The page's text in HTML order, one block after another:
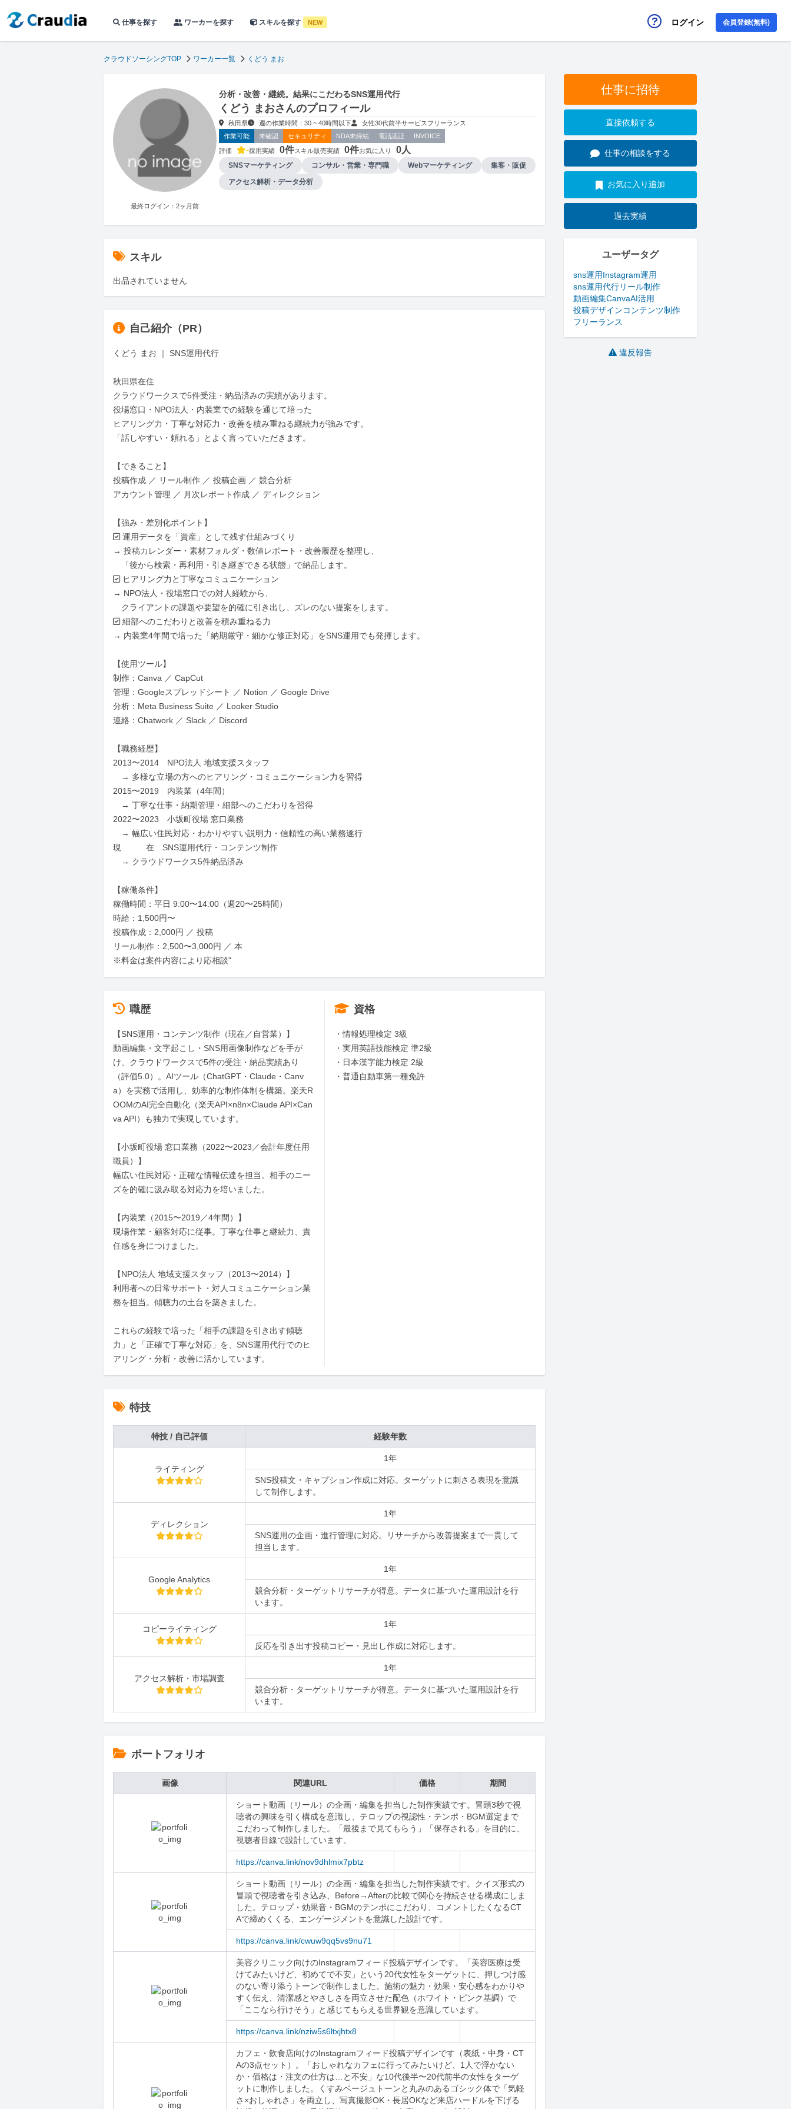
仕事を探す ワーカーを探す スキルを探す NEW ログイン 会員登録(無料)
クラウドソーシングTOP ワーカー一覧 くどう まお
最終ログイン：2ヶ月前
分析・改善・継続。結果にこだわるSNS運用代行
くどう まおさんのプロフィール
秋田県 週の作業時間：30 ~ 40時間以下 女性30代前半サービス フリーランス
作業可能
未確認 セキュリティ NDA未締結 電話認証 INVOICE
評価 -採用実績 0件スキル販売実績 0件お気に入り 0人
SNSマーケティング コンサル・営業・専門職 Webマーケティング
集客・販促
アクセス解析・データ分析
スキル
出品されていません
自己紹介（PR）
くどう まお ｜ SNS運用代行
秋田県在住
クラウドワークスで5件受注・納品済みの実績があります。
役場窓口・NPO法人・内装業での経験を通じて培った
ヒアリング力・丁寧な対応力・改善を積み重ねる継続力が強みです。
「話しやすい・頼れる」とよく言っていただきます。
【できること】
投稿作成 ／ リール制作 ／ 投稿企画 ／ 競合分析
アカウント管理 ／ 月次レポート作成 ／ ディレクション
【強み・差別化ポイント】
✅ 運用データを「資産」として残す仕組みづくり
→ 投稿カレンダー・素材フォルダ・数値レポート・改善履歴を整理し、
「後から検索・再利用・引き継ぎできる状態」で納品します。
✅ ヒアリング力と丁寧なコミュニケーション
→ NPO法人・役場窓口での対人経験から、
クライアントの課題や要望を的確に引き出し、ズレのない提案をします。
✅ 細部へのこだわりと改善を積み重ねる力
→ 内装業4年間で培った「納期厳守・細かな修正対応」をSNS運用でも発揮します。
【使用ツール】
制作：Canva ／ CapCut
管理：Googleスプレッドシート ／ Notion ／ Google Drive
分析：Meta Business Suite ／ Looker Studio
連絡：Chatwork ／ Slack ／ Discord
【職務経歴】
2013〜2014　NPO法人 地域支援スタッフ
→ 多様な立場の方へのヒアリング・コミュニケーション力を習得
2015〜2019　内装業（4年間）
→ 丁寧な仕事・納期管理・細部へのこだわりを習得
2022〜2023　小坂町役場 窓口業務
→ 幅広い住民対応・わかりやすい説明力・信頼性の高い業務遂行
現　　　在　SNS運用代行・コンテンツ制作
→ クラウドワークス5件納品済み
【稼働条件】
稼働時間：平日 9:00〜14:00（週20〜25時間）
時給：1,500円〜
投稿作成：2,000円 ／ 投稿
リール制作：2,500〜3,000円 ／ 本
※料金は案件内容により応相談"
職歴
【SNS運用・コンテンツ制作（現在／自営業）】
動画編集・文字起こし・SNS用画像制作などを手が
け、クラウドワークスで5件の受注・納品実績あり
（評価5.0）。AIツール（ChatGPT・Claude・Canv
a）を実務で活用し、効率的な制作体制を構築。楽天R
OOMのAI完全自動化（楽天API×n8n×Claude API×Can
va API）も独力で実現しています。
【小坂町役場 窓口業務（2022〜2023／会計年度任用
職員）】
幅広い住民対応・正確な情報伝達を担当。相手のニー
ズを的確に汲み取る対応力を培いました。
【内装業（2015〜2019／4年間）】
現場作業・顧客対応に従事。丁寧な仕事と継続力、責
任感を身につけました。
【NPO法人 地域支援スタッフ（2013〜2014）】
利用者への日常サポート・対人コミュニケーション業
務を担当。傾聴力の土台を築きました。
これらの経験で培った「相手の課題を引き出す傾聴
力」と「正確で丁寧な対応」を、SNS運用代行でのヒ
アリング・分析・改善に活かしています。
資格
・情報処理検定 3級
・実用英語技能検定 準2級
・日本漢字能力検定 2級
・普通自動車第一種免許
特技
特技 / 自己評価 経験年数
ライティング
1年
SNS投稿文・キャプション作成に対応。ターゲットに刺さる表現を意識
して制作します。
ディレクション
1年
SNS運用の企画・進行管理に対応。リサーチから改善提案まで一貫して
担当します。
Google Analytics
1年
競合分析・ターゲットリサーチが得意。データに基づいた運用設計を行
います。
コピーライティング 1年
反応を引き出す投稿コピー・見出し作成に対応します。
アクセス解析・市場調査
1年
競合分析・ターゲットリサーチが得意。データに基づいた運用設計を行
います。
ポートフォリオ
画像 関連URL 価格 期間
ショート動画（リール）の企画・編集を担当した制作実績です。冒頭3秒で視
聴者の興味を引く構成を意識し、テロップの視認性・テンポ・BGM選定まで
こだわって制作しました。「最後まで見てもらう」「保存される」を目的に、
視聴者目線で設計しています。
https://canva.link/nov9dhlmix7pbtz
ショート動画（リール）の企画・編集を担当した制作実績です。クイズ形式の
冒頭で視聴者を引き込み、Before→Afterの比較で関心を持続させる構成にしま
した。テロップ・効果音・BGMのテンポにこだわり、コメントしたくなるCT
Aで締めくくる、エンゲージメントを意識した設計です。
https://canva.link/cwuw9qq5vs9nu71
美容クリニック向けのInstagramフィード投稿デザインです。「美容医療は受
けてみたいけど、初めてで不安」という20代女性をターゲットに、押しつけ感
のない寄り添うトーンで制作しました。施術の魅力・効果・安心感をわかりや
すく伝え、清潔感とやさしさを両立させた配色（ホワイト・ピンク基調）で
「ここなら行けそう」と感じてもらえる世界観を意識しています。
https://canva.link/nziw5s6ltxjhtx8
カフェ・飲食店向けのInstagramフィード投稿デザインです（表紙・中身・CT
Aの3点セット）。「おしゃれなカフェに行ってみたいけど、1人で浮かない
か・価格は・注文の仕方は…と不安」な10代後半〜20代前半の女性をターゲ
ットに制作しました。くすみベージュトーンと丸みのあるゴシック体で「気軽
さ×おしゃれさ」を両立し、写真撮影OK・長居OKなど来店ハードルを下げる
仕事に招待
直接依頼する
仕事の相談をする
お気に入り追加
過去実績
ユーザータグ
sns運用Instagram運用
sns運用代行リール制作
動画編集CanvaAI活用
投稿デザインコンテンツ制作
フリーランス
違反報告